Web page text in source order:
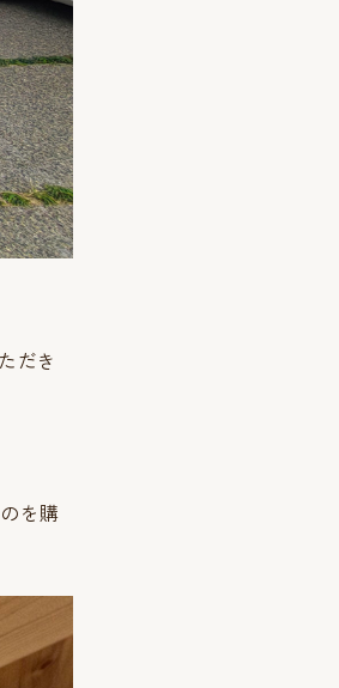
だき
を購